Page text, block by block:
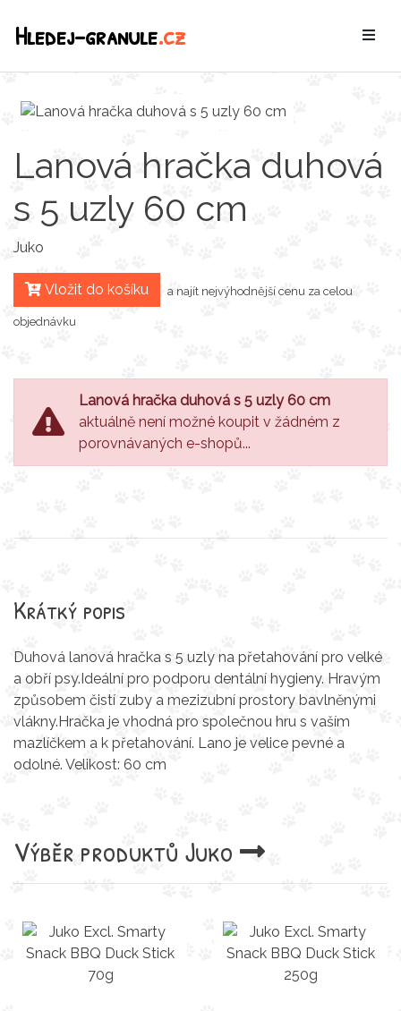
Hledej-granule.cz
Lanová hračka duhová
s 5 uzly 60 cm
Juko
Vložit do košíku a najít nejvýhodnější cenu za celou
objednávku
Lanová hračka duhová s 5 uzly 60 cm
aktuálně není možné koupit v žádném z
porovnávaných e-shopů...
Krátký popis
Duhová lanová hračka s 5 uzly na přetahování pro velké
a obří psy.Ideální pro podporu dentální hygieny. Hravým
způsobem čistí zuby a mezizubní prostory bavlněnými
vlákny.Hračka je vhodná pro společnou hru s vaším
mazlíčkem a k přetahování. Lano je velice pevné a
odolné. ​Velikost: 60 cm
Výběr produktů Juko